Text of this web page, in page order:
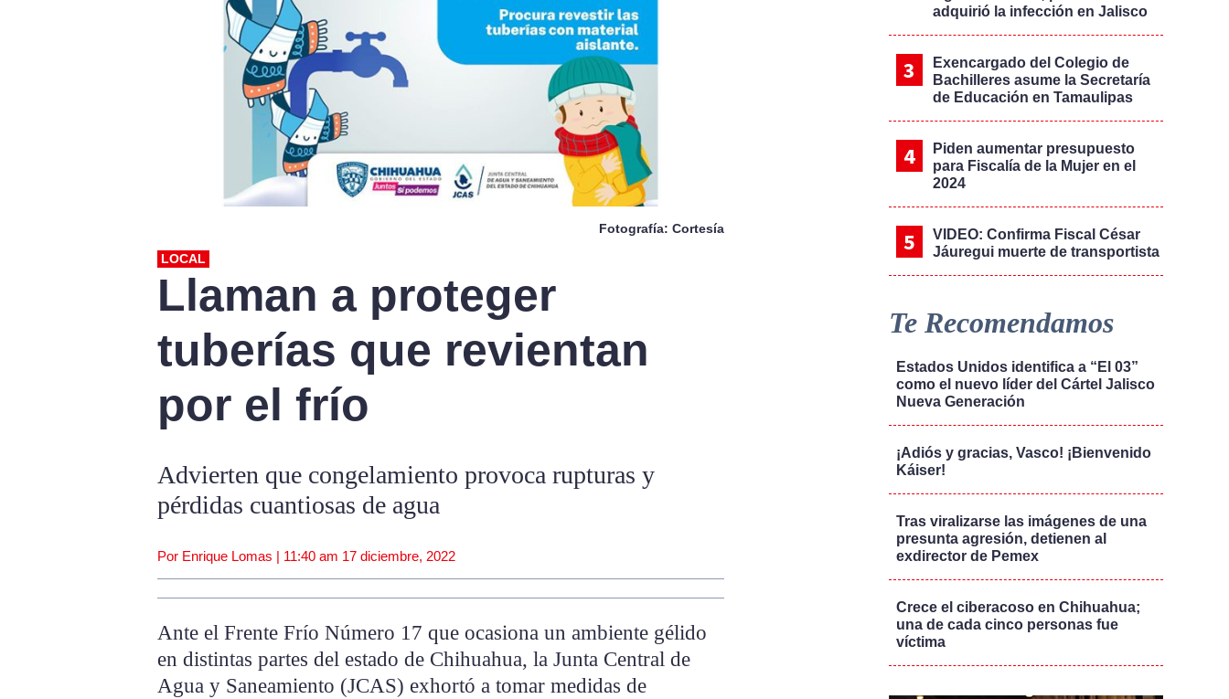
Fotografía: Cortesía
LOCAL
Llaman a proteger
tuberías que revientan
por el frío
Advierten que congelamiento provoca rupturas y
pérdidas cuantiosas de agua
Por Enrique Lomas | 11:40 am 17 diciembre, 2022
Ante el Frente Frío Número 17 que ocasiona un ambiente gélido
en distintas partes del estado de Chihuahua, la Junta Central de
Agua y Saneamiento (JCAS) exhortó a tomar medidas de
adquirió la infección en Jalisco
Exencargado del Colegio de
Bachilleres asume la Secretaría
de Educación en Tamaulipas
Piden aumentar presupuesto
para Fiscalía de la Mujer en el
2024
VIDEO: Confirma Fiscal César
Jáuregui muerte de transportista
Te Recomendamos
Estados Unidos identifica a “El 03”
como el nuevo líder del Cártel Jalisco
Nueva Generación
¡Adiós y gracias, Vasco! ¡Bienvenido
Káiser!
Tras viralizarse las imágenes de una
presunta agresión, detienen al
exdirector de Pemex
Crece el ciberacoso en Chihuahua;
una de cada cinco personas fue
víctima